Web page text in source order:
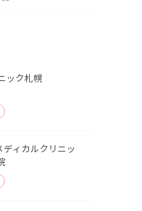
ック札幌
ディカルクリニッ